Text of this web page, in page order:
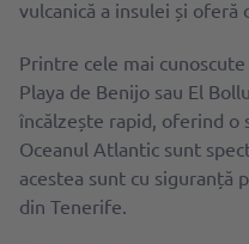
vulcanică a insulei și
Printre cele mai
Playa de Benijo sau El
încălzește rapid, oferind o
Oceanul Atlantic sunt
acestea sunt cu siguranță
din Tenerife.